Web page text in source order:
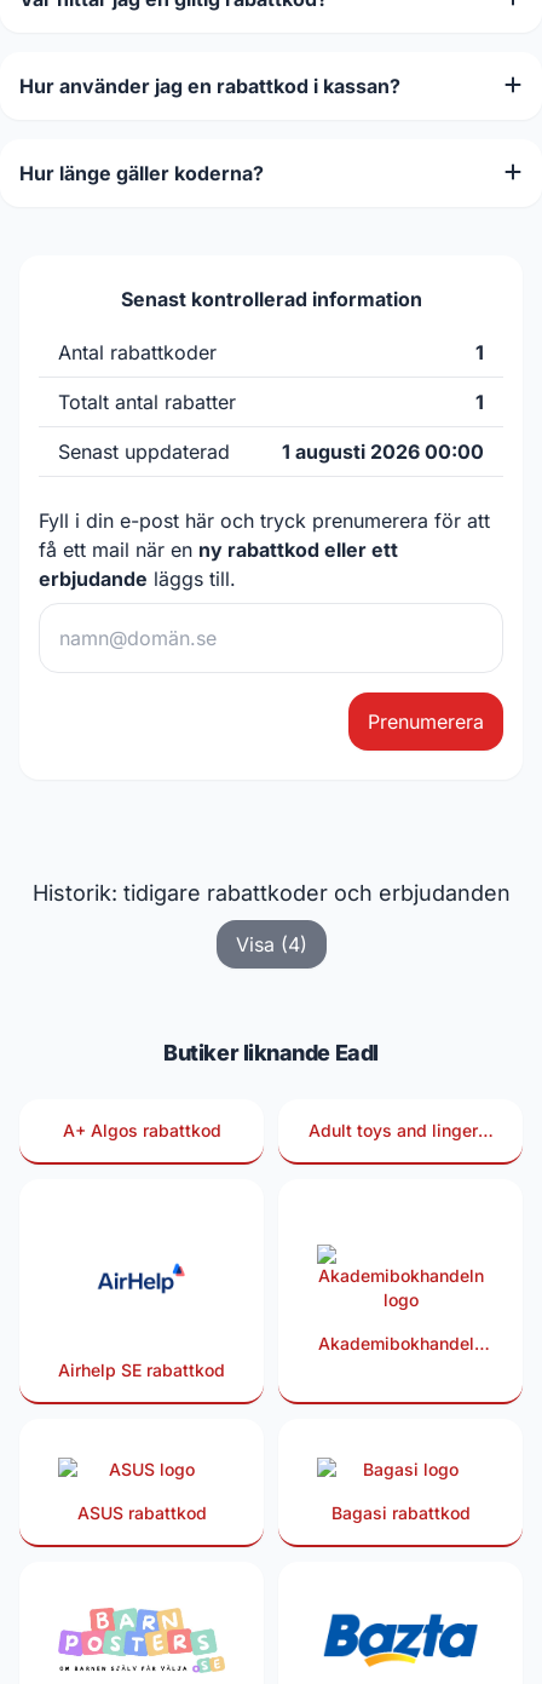
Hur använder jag en rabattkod i kassan?
Hur länge gäller koderna?
Senast kontrollerad information
Antal rabattkoder 1
Totalt antal rabatter 1
Senast uppdaterad 1 augusti 2026 00:00
Fyll i din e-post här och tryck prenumerera för att
få ett mail när en ny rabattkod eller ett
erbjudande läggs till.
Prenumerera
Historik: tidigare rabattkoder och erbjudanden
Visa (4)
Butiker liknande Eadl
A+ Algos rabattkod
Adult toys and lingerie
Airhelp SE rabattkod
Akademibokhandeln
ASUS rabattkod Bagasi rabattkod